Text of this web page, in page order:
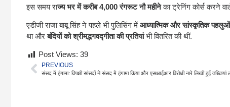
इस समय राज्य भर में करीब 4,000 रंगरूट नौ महीनेका ट्रेनिंग कोर्स करने
एडीजी राजा बाबू सिंह ने पहले भी पुलिसिंग में आध्यात्मिक और सांस्कृतिक पहलुओं
था औरबंदियों को श्रीमद्भगवद्गीता की प्रतियांभी वितरित की थीं.
Post Views: 39
PREVIOUS
संसद में हंगामा: विपक्षी सांसदों ने संसद में हंगामा किया और एसआईआर विरोधी नारे लिखी हुई तख्तियां